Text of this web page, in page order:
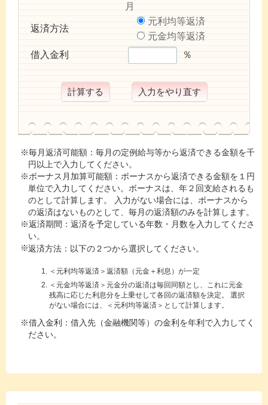
月
返済方法
元利均等返済
元金均等返済
借入金利
％
毎月返済可能額：毎月の定例給与等から返済できる金額を千
円以上で入力してください。
ボーナス月加算可能額：ボーナスから返済できる金額を１円
単位で入力してください。ボーナスは、年２回支給されるも
のとして計算します。 入力がない場合には、ボーナスから
の返済はないものとして、毎月の返済額のみを計算します。
返済期間：返済を予定している年数・月数を入力してくださ
い。
返済方法：以下の２つから選択してください。
＜元利均等返済＞返済額（元金＋利息）が一定
＜元金均等返済＞元金分の返済は毎回同額とし、これに元金
残高に応じた利息分を上乗せして各回の返済額を決定。 選択
がない場合には、＜元利均等返済＞として計算します。
借入金利：借入先（金融機関等）の金利を年利で入力してく
ださい。